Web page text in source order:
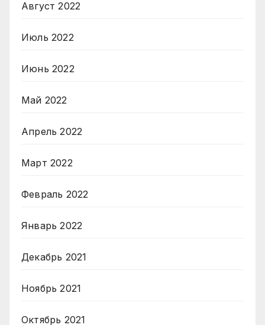
Август 2022
Июль 2022
Июнь 2022
Май 2022
Апрель 2022
Март 2022
Февраль 2022
Январь 2022
Декабрь 2021
Ноябрь 2021
Октябрь 2021